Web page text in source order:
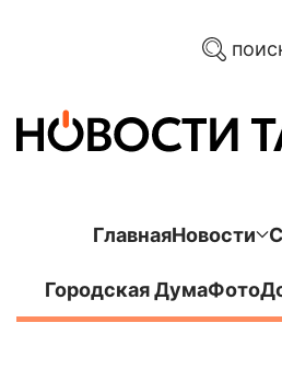
ГлавнаяНовости
Городская ДумаФото